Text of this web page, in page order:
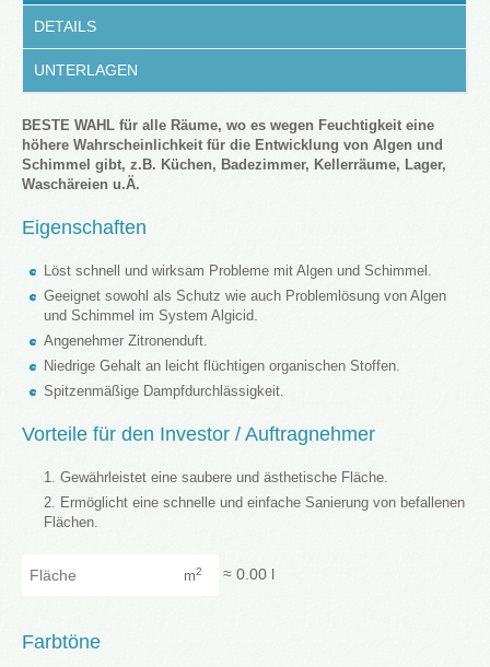
DETAILS
UNTERLAGEN
BESTE WAHL für alle Räume, wo es wegen Feuchtigkeit eine
höhere Wahrscheinlichkeit für die Entwicklung von Algen und
Schimmel gibt, z.B. Küchen, Badezimmer, Kellerräume, Lager,
Waschäreien u.Ä.
Eigenschaften
Löst schnell und wirksam Probleme mit Algen und Schimmel.
Geeignet sowohl als Schutz wie auch Problemlösung von Algen
und Schimmel im System Algicid.
Angenehmer Zitronenduft.
Niedrige Gehalt an leicht flüchtigen organischen Stoffen.
Spitzenmäßige Dampfdurchlässigkeit.
Vorteile für den Investor / Auftragnehmer
Gewährleistet eine saubere und ästhetische Fläche.
Ermöglicht eine schnelle und einfache Sanierung von befallenen
Flächen.
m2 ≈ 0.00 l
Farbtöne